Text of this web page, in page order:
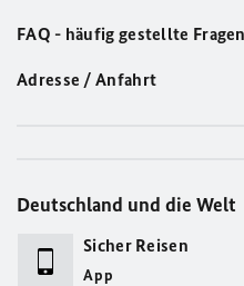
FAQ - häufig gestellte Fragen
Adresse / Anfahrt
Deutschland und die Welt
Sicher Reisen
App